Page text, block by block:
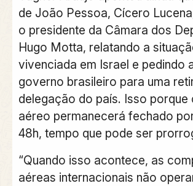
de João Pessoa, Cícero
o presidente da Câmara dos
Hugo Motta, relatando a
vivenciada em Israel e pedindo
governo brasileiro para uma
delegação do país. Isso porque
aéreo permanecerá fechado
48h, tempo que pode ser
“Quando isso acontece, as
aéreas internacionais não